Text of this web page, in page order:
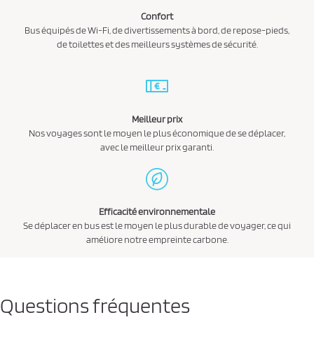
Confort
Bus équipés de Wi-Fi, de divertissements à bord, de repose-pieds,
de toilettes et des meilleurs systèmes de sécurité.
Meilleur prix
Nos voyages sont le moyen le plus économique de se déplacer,
avec le meilleur prix garanti.
Efficacité environnementale
Se déplacer en bus est le moyen le plus durable de voyager, ce qui
améliore notre empreinte carbone.
Questions fréquentes